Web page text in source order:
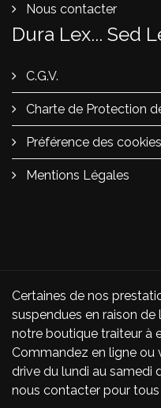
Nous contacter
Dura Lex... Sed
C.G.V.
Charte de Protection
Préférence des cookies
Mentions Légales
Certaines de nos
suspendues en raison de
notre boutique traiteur à
Commandez en ligne ou
drive du lundi au samedi
nous contacter pour